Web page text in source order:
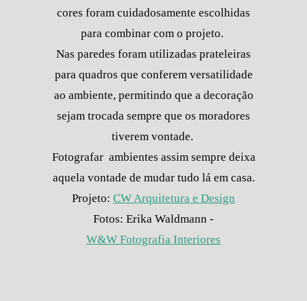
cores foram cuidadosamente escolhidas
para combinar com o projeto.
Nas paredes foram utilizadas prateleiras
para quadros que conferem versatilidade
ao ambiente, permitindo que a decoração
sejam trocada sempre que os moradores
tiverem vontade.
Fotografar ambientes assim sempre deixa
aquela vontade de mudar tudo lá em casa.
Projeto: CW Arquitetura e Design
Fotos: Erika Waldmann -
W&W Fotografia Interiores